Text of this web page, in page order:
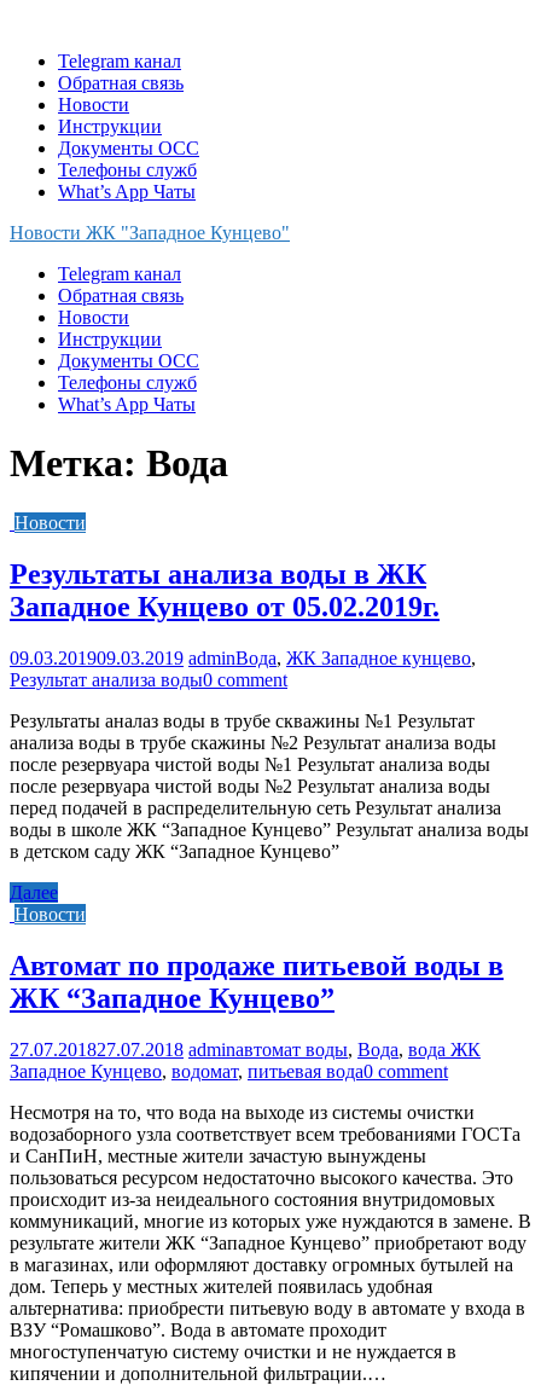
contentTelegram канал
Обратная связь
Новости
Инструкции
Документы ОСС
Телефоны служб
What’s App Чаты
Новости ЖК "Западное Кунцево"
Telegram канал
Обратная связь
Новости
Инструкции
Документы ОСС
Телефоны служб
What’s App Чаты
Метка: Вода
Новости
Результаты анализа воды в ЖК
Западное Кунцево от 05.02.2019г.
09.03.201909.03.2019 adminВода, ЖК Западное кунцево,
Результат анализа воды0 comment
Результаты аналаз воды в трубе скважины №1 Результат
анализа воды в трубе скажины №2 Результат анализа воды
после резервуара чистой воды №1 Результат анализа воды
после резервуара чистой воды №2 Результат анализа воды
перед подачей в распределительную сеть Результат анализа
воды в школе ЖК “Западное Кунцево” Результат анализа воды
в детском саду ЖК “Западное Кунцево”
Далее
Новости
Автомат по продаже питьевой воды в
ЖК “Западное Кунцево”
27.07.201827.07.2018 adminавтомат воды, Вода, вода ЖК
Западное Кунцево, водомат, питьевая вода0 comment
Несмотря на то, что вода на выходе из системы очистки
водозаборного узла соответствует всем требованиями ГОСТа
и СанПиН, местные жители зачастую вынуждены
пользоваться ресурсом недостаточно высокого качества. Это
происходит из-за неидеального состояния внутридомовых
коммуникаций, многие из которых уже нуждаются в замене. В
результате жители ЖК “Западное Кунцево” приобретают воду
в магазинах, или оформляют доставку огромных бутылей на
дом. Теперь у местных жителей появилась удобная
альтернатива: приобрести питьевую воду в автомате у входа в
ВЗУ “Ромашково”. Вода в автомате проходит
многоступенчатую систему очистки и не нуждается в
кипячении и дополнительной фильтрации.…